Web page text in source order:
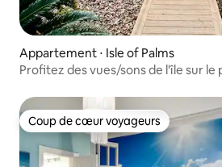
Appartement ⋅ Isle of Palms
Profitez des vues/sons de l'île sur le
Coup de cœur voyageurs
Coup de cœur voyageurs